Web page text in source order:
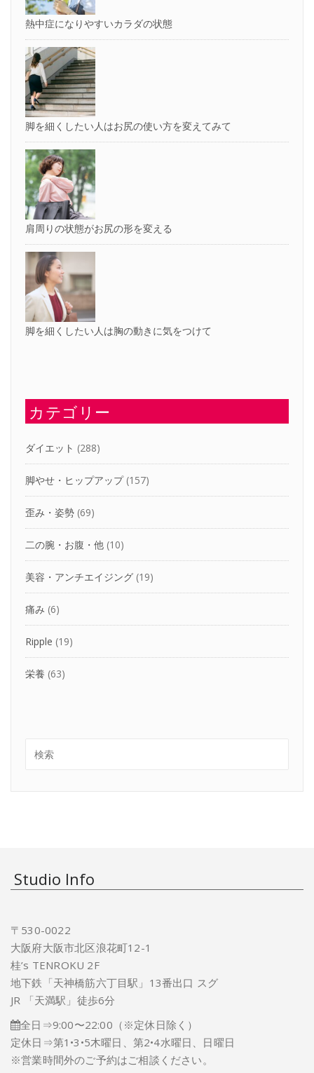
熱中症になりやすいカラダの状態
脚を細くしたい人はお尻の使い方を変えてみて
肩周りの状態がお尻の形を変える
脚を細くしたい人は胸の動きに気をつけて
カテゴリー
ダイエット (288)
脚やせ・ヒップアップ(157)
歪み・姿勢 (69)
二の腕・お腹・他 (10)
美容・アンチエイジング (19)
痛み (6)
Ripple (19)
栄養 (63)
Studio Info
〒530-0022
大阪府大阪市北区浪花町12-1
桂’s TENROKU 2F
地下鉄「天神橋筋六丁目駅」13番出口 スグ
JR 「天満駅」徒歩6分
全日⇒9:00〜22:00（※定休日除く）
定休日⇒第1•3•5木曜日、第2•4水曜日、日曜日
※営業時間外のご予約はご相談ください。